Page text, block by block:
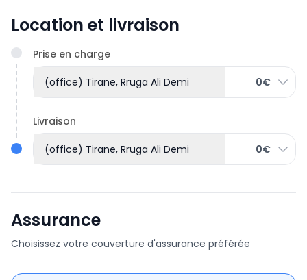
Location et livraison
Prise en charge
(office) Tirane, Rruga Ali Demi 0€
Livraison
(office) Tirane, Rruga Ali Demi 0€
Assurance
Choisissez votre couverture d'assurance préférée